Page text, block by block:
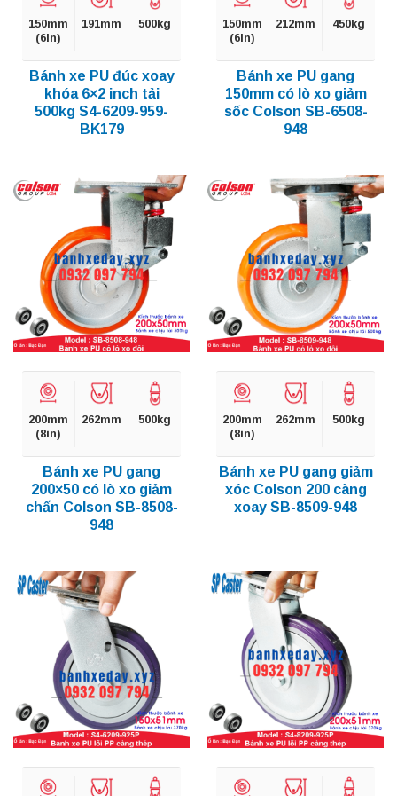
150mm
(6in)
191mm 500kg
Bánh xe PU đúc xoay
khóa 6×2 inch tải
500kg S4-6209-959-
BK179
150mm
(6in)
212mm 450kg
Bánh xe PU gang
150mm có lò xo giảm
sốc Colson SB-6508-
948
200mm
(8in)
262mm 500kg
Bánh xe PU gang
200×50 có lò xo giảm
chấn Colson SB-8508-
948
200mm
(8in)
262mm 500kg
Bánh xe PU gang giảm
xóc Colson 200 càng
xoay SB-8509-948